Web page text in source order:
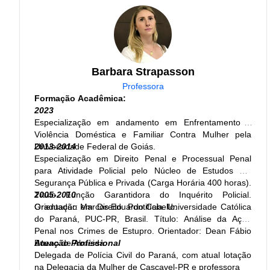
autora dos livros Economia Brasileira para Concursos e
Economia para concursos - 1000 exercícios para
concursos.
Atuação Profissional:
Professora
Barbara Strapasson
Professora
Formação Acadêmica:
2023
Especialização em andamento em Enfrentamento a
Violência Doméstica e Familiar Contra Mulher pela
Universidade Federal de Goiás.
2013-2014
Especialização em Direito Penal e Processual Penal
para Atividade Policial pelo Núcleo de Estudos em
Segurança Pública e Privada (Carga Horária 400 horas).
Título Função Garantidora do Inquérito Policial.
Orientador: Marcos Eduardo Cabello.
2005-2010
Graduação em Direito. Pontifícia Universidade Católica
do Paraná, PUC-PR, Brasil. Título: Análise da Ação
Penal nos Crimes de Estupro. Orientador: Dean Fábio
Bueno de Almeida.
Atuação Profissional
Delegada de Polícia Civil do Paraná, com atual lotação
na Delegacia da Mulher de Cascavel-PR e professora